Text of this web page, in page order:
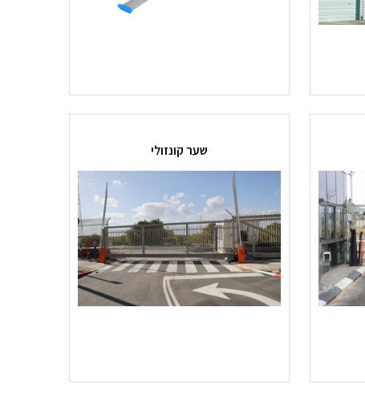
שער קונזולי